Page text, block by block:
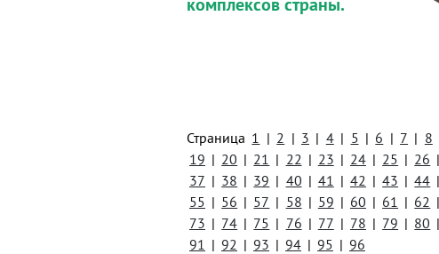
Страница 1 | 2 | 3 | 4 | 5 | 6 | 7 | 8
19 | 20 | 21 | 22 | 23 | 24 | 25 | 26 |
37 | 38 | 39 | 40 | 41 | 42 | 43 | 44 |
55 | 56 | 57 | 58 | 59 | 60 | 61 | 62 |
73 | 74 | 75 | 76 | 77 | 78 | 79 | 80 |
91 | 92 | 93 | 94 | 95 | 96